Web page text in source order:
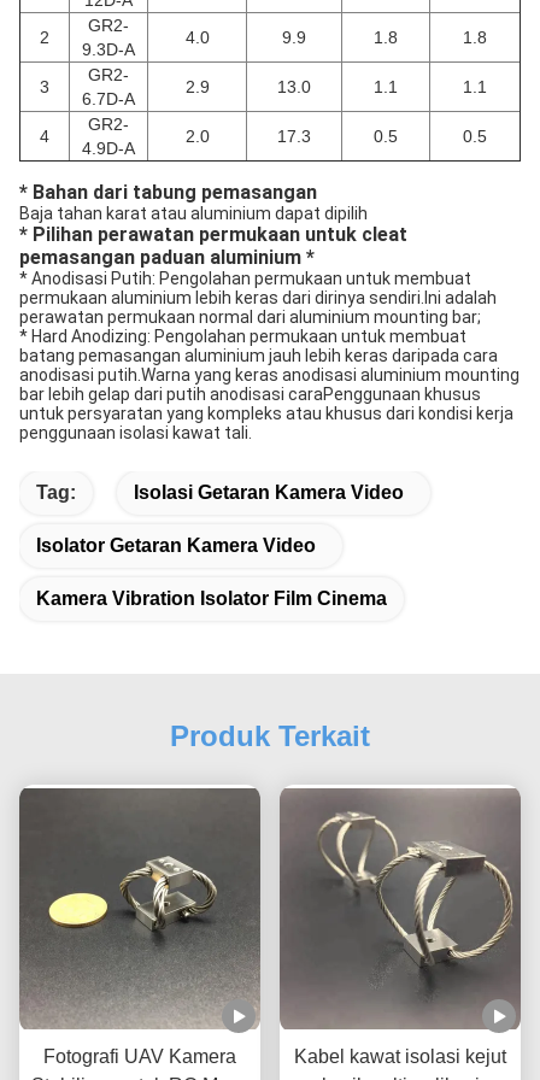
2
GR2-
9.3D-A
4.0 9.9 1.8 1.8
3
GR2-
6.7D-A
2.9 13.0 1.1 1.1
4
GR2-
4.9D-A
2.0 17.3 0.5 0.5
* Bahan dari tabung pemasangan
Baja tahan karat atau aluminium dapat dipilih
* Pilihan perawatan permukaan untuk cleat
pemasangan paduan aluminium *
* Anodisasi Putih: Pengolahan permukaan untuk membuat
permukaan aluminium lebih keras dari dirinya sendiri.Ini adalah
perawatan permukaan normal dari aluminium mounting bar;
* Hard Anodizing: Pengolahan permukaan untuk membuat
batang pemasangan aluminium jauh lebih keras daripada cara
anodisasi putih.Warna yang keras anodisasi aluminium mounting
bar lebih gelap dari putih anodisasi caraPenggunaan khusus
untuk persyaratan yang kompleks atau khusus dari kondisi kerja
penggunaan isolasi kawat tali.
Tag: Isolasi Getaran Kamera Video
Isolator Getaran Kamera Video
Kamera Vibration Isolator Film Cinema
Produk Terkait
Fotografi UAV Kamera
Kabel kawat isolasi kejut